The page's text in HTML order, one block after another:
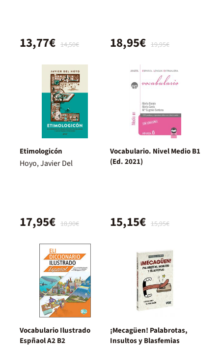
14,50€
13,77€ 19,95€
18,95€
Etimologicón
Hoyo, Javier Del
18,90€
17,95€
Vocabulario. Nivel Medio B1
(Ed. 2021)
15,95€
15,15€
Vocabulario Ilustrado
Espñaol A2 B2
¡Mecagüen! Palabrotas,
Insultos y Blasfemias